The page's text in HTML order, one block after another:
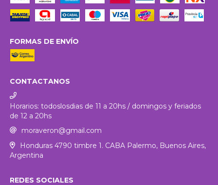
FORMAS DE ENVÍO
CONTACTANOS
Horarios: todoslosdias de 11 a 20hs / domingos y feriados
de 12 a 20hs
moraveron@gmail.com
Honduras 4790 timbre 1. CABA Palermo, Buenos Aires,
Argentina
REDES SOCIALES